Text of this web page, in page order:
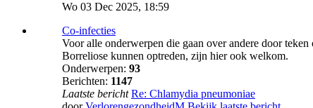
Wo 03 Dec 2025, 18:59
Co-infecties
Voor alle onderwerpen die gaan over andere door
Borreliose kunnen optreden, zijn hier ook welkom.
Onderwerpen: 93
Berichten: 1147
Laatste bericht Re: Chlamydia pneumoniae